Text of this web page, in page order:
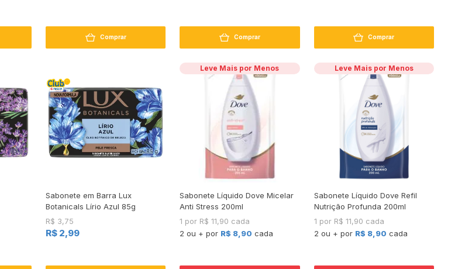
Comprar Comprar Comprar
Sabonete em Barra Lux
Botanicals Lírio Azul 85g
R$ 3,75
R$ 2,99
Leve Mais por Menos
Sabonete Líquido Dove Micelar
Anti Stress 200ml
1 por R$ 11,90 cada
2 ou + por R$ 8,90 cada
Leve Mais por Menos
Sabonete Líquido Dove Refil
Nutrição Profunda 200ml
1 por R$ 11,90 cada
2 ou + por R$ 8,90 cada